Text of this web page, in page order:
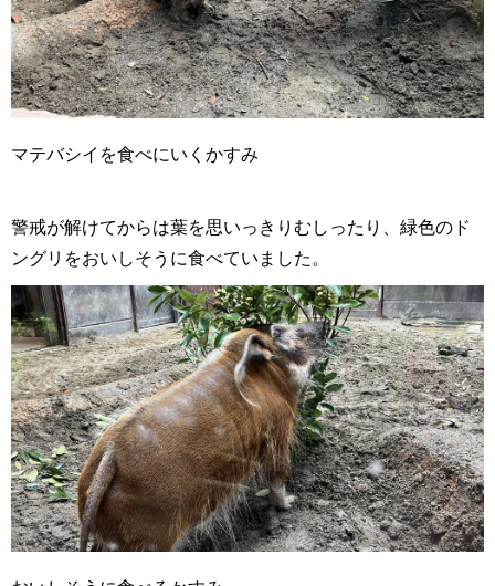
マテバシイを食べにいくかすみ
警戒が解けてからは葉を思いっきりむしったり、緑色のド
ングリをおいしそうに食べていました。